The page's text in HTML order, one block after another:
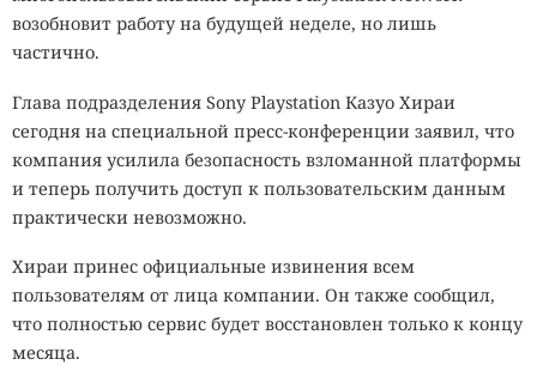
возобновит работу на будущей неделе, но лишь
частично.
Глава подразделения Sony Playstation Казуо Хираи
сегодня на специальной пресс-конференции заявил, что
компания усилила безопасность взломанной платформы
и теперь получить доступ к пользовательским данным
практически невозможно.
Хираи принес официальные извинения всем
пользователям от лица компании. Он также сообщил,
что полностью сервис будет восстановлен только к концу
месяца.